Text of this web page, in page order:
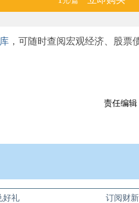
，可随时查阅宏观经济、股
责任编
钮，提交相关信息。经确认即可刊登转载
好礼 订阅财